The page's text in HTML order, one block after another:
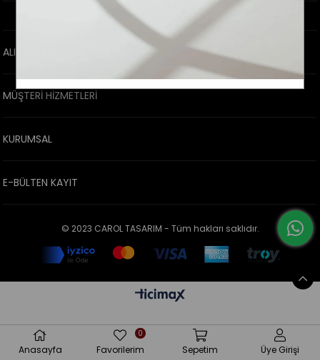
ALIŞVERİŞ BİLGİLERİ
MÜŞTERİ HİZMETLERİ
KURUMSAL
E-BÜLTEN KAYIT
© 2023 CAROL TASARIM - Tüm hakları saklıdır.
Anasayfa Favorilerim
0
Sepetim Üye Girişi